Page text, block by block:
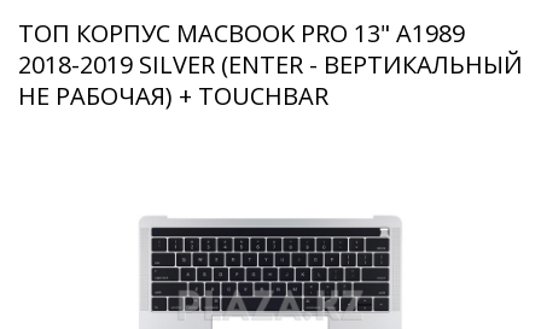
ТОП КОРПУС MACBOOK PRO 13" A1989
2018-2019 SILVER (ENTER - ВЕРТИКАЛЬНЫЙ
НЕ РАБОЧАЯ) + TOUCHBAR